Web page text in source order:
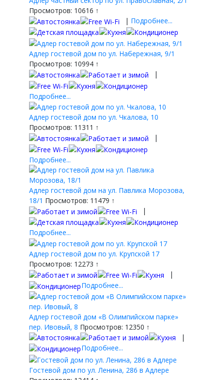
Просмотров: 10616 ↑
| Подробнее...
Адлер гостевой дом по ул. Набережная, 9/1
Просмотров: 10994 ↑
|
Подробнее...
Адлер гостевой дом по ул. Чкалова, 10
Просмотров: 11311 ↑
|
Подробнее...
Адлер гостевой дом на ул. Павлика Морозова,
18/1 Просмотров: 11479 ↑
|
Подробнее...
Адлер гостевой дом по ул. Крупской 17
Просмотров: 12273 ↑
|
Подробнее...
Адлер гостевой дом «В Олимпийском парке»
пер. Ивовый, 8 Просмотров: 12350 ↑
|
Подробнее...
Гостевой дом по ул. Ленина, 286 в Адлере